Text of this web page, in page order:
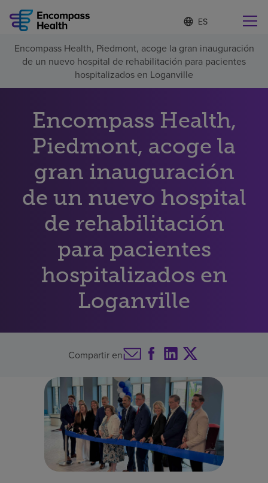
Lista
de
idiomas
contraída
d
o
m
a
e
c
i
n
d
Encuentre una localidad cerca de usted
Por qué debe elegirnos
Servicios de rehabilitación
Pacientes y cuidadores
Recursos de salud
Acerca de nosotros
Inversores
Pagar mi factura
Encompass Health, Piedmont, acoge la gran inauguración
de un nuevo hospital de rehabilitación para pacientes
hospitalizados en Loganville
Encompass Health,
Piedmont, acoge la
gran inauguración
de un nuevo hospital
de rehabilitación
para pacientes
hospitalizados en
Loganville
Compartir en